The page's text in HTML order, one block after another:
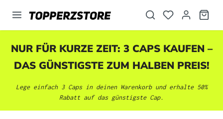
springen
NUR FÜR KURZE ZEIT: 3 CAPS KAUFEN –
DAS GÜNSTIGSTE ZUM HALBEN PREIS!
Lege einfach 3 Caps in deinen Warenkorb und erhalte 50%
Rabatt auf das günstigste Cap.